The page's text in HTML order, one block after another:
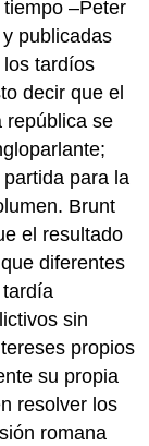
–Peter
publicadas
tardíos
decir que el
república se
para la
Brunt
el resultado
diferentes
sin
propios
su propia
resolver los
romana